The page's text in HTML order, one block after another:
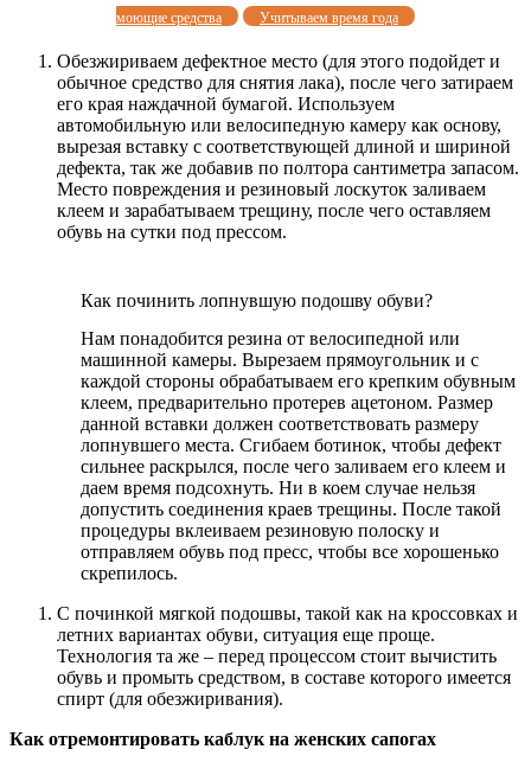
моющие средства
Учитываем время года
Обезжириваем дефектное место (для этого подойдет и
обычное средство для снятия лака), после чего затираем
его края наждачной бумагой. Используем
автомобильную или велосипедную камеру как основу,
вырезая вставку с соответствующей длиной и шириной
дефекта, так же добавив по полтора сантиметра запасом.
Место повреждения и резиновый лоскуток заливаем
клеем и зарабатываем трещину, после чего оставляем
обувь на сутки под прессом.
Как починить лопнувшую подошву обуви?
Нам понадобится резина от велосипедной или
машинной камеры. Вырезаем прямоугольник и с
каждой стороны обрабатываем его крепким обувным
клеем, предварительно протерев ацетоном. Размер
данной вставки должен соответствовать размеру
лопнувшего места. Сгибаем ботинок, чтобы дефект
сильнее раскрылся, после чего заливаем его клеем и
даем время подсохнуть. Ни в коем случае нельзя
допустить соединения краев трещины. После такой
процедуры вклеиваем резиновую полоску и
отправляем обувь под пресс, чтобы все хорошенько
скрепилось.
С починкой мягкой подошвы, такой как на кроссовках и
летних вариантах обуви, ситуация еще проще.
Технология та же – перед процессом стоит вычистить
обувь и промыть средством, в составе которого имеется
спирт (для обезжиривания).
Как отремонтировать каблук на женских сапогах